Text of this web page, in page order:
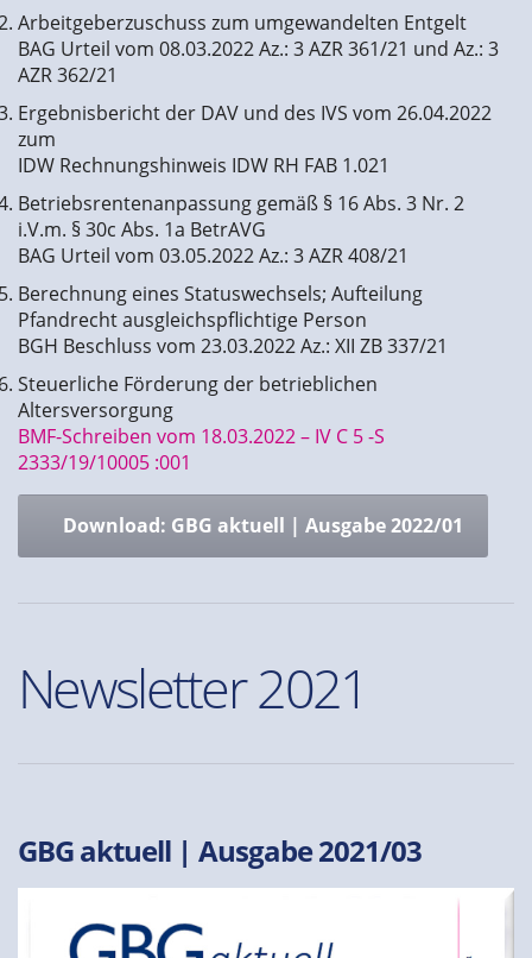
Arbeitgeberzuschuss zum umgewandelten Entgelt
BAG Urteil vom 08.03.2022 Az.: 3 AZR 361/21 und Az.: 3
AZR 362/21
Ergebnisbericht der DAV und des IVS vom 26.04.2022
zum
IDW Rechnungshinweis IDW RH FAB 1.021
Betriebsrentenanpassung gemäß § 16 Abs. 3 Nr. 2
i.V.m. § 30c Abs. 1a BetrAVG
BAG Urteil vom 03.05.2022 Az.: 3 AZR 408/21
Berechnung eines Statuswechsels; Aufteilung
Pfandrecht ausgleichspflichtige Person
BGH Beschluss vom 23.03.2022 Az.: XII ZB 337/21
Steuerliche Förderung der betrieblichen
Altersversorgung
BMF-Schreiben vom 18.03.2022 – IV C 5 -S
2333/19/10005 :001
Download: GBG aktuell | Ausgabe 2022/01
Newsletter 2021
GBG aktuell | Ausgabe 2021/03